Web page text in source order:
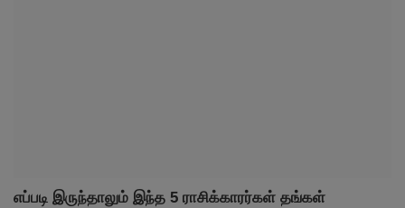
எப்படி இருந்தாலும் இந்த 5 ராசிக்காரர்கள் தங்கள்